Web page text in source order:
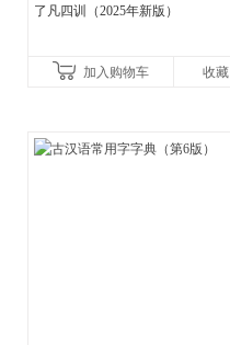
了凡四训（2025年新版）
加入购物车 收藏